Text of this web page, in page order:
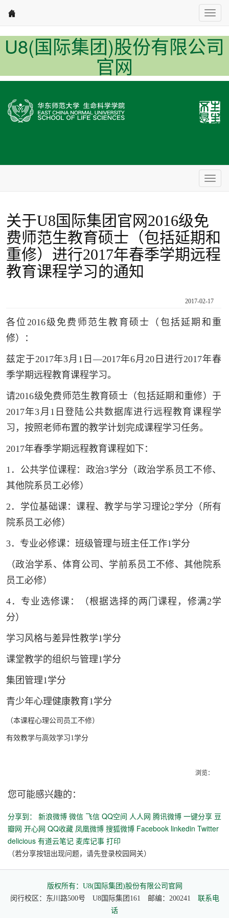
U8(国际集团)股份有限公司
官网
Nav1
Nav2
关于U8国际集团官网2016级免
费师范生教育硕士（包括延期和
重修）进行2017年春季学期远程
教育课程学习的通知
2017-02-17
各位 2016级免费师范生教育硕士（包括延期和重
修）：
兹定于2017年3月 1 日 —2017年6月 20日 进行2017年春
季学期远程教育课程学习。
请2016级免费师范生教育硕士（包括延期和重修）于
2017年3月 1 日登陆公共数据库进行远程教育课程学
习，按照老师布置的教学计划完成课程学习任务。
2017年春季学期远程教育课程如下：
1 ．公共学位课程：政治3学分 （政治学系员工不修、
其他院系员工必修）
2 ．学位基础课：课程、教学与学习理论2学分 （所有
院系员工必修）
3．专业必修课：班级管理与班主任工作1学分
（政治学系、体育公司、学前系员工不修、其他院系
员工必修）
4 ．专业选修课：（根据选择的两门课程，修满2学
分）
学习风格与差异性教学1学分
课堂教学的组织与管理1学分
集团管理1学分
青少年心理健康教育1学分
（本课程心理公司员工不修）
有效教学与高效学习1学分
浏览：
您可能感兴趣的：
分享到： 新浪微博 微信 飞信 QQ空间 人人网 腾讯微博 一键分享 豆
瓣网 开心网 QQ收藏 凤凰微博 搜狐微博 Facebook linkedin Twitter
delicious 有道云笔记 麦库记事 打印
（若分享按钮出现问题，请先登录校园网关）
版权所有：U8(国际集团)股份有限公司官网
闵行校区：东川路500号 U8国际集团161 邮编：200241 联系电
话